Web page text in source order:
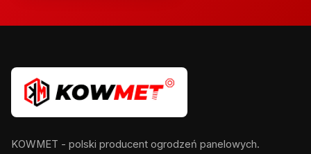
KOWMET - polski producent ogrodzeń panelowych.